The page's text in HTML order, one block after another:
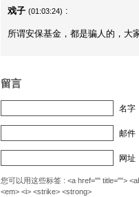
戏子 (01:03:24) :
所谓安保基金，都是骗人的，大
留言
名字
邮件
网址
您可以用这些标签 : <a href="" title="">
<em> <i> <strike> <strong>